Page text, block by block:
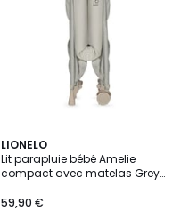
LIONELO
Lit parapluie bébé Amelie
compact avec matelas Grey
59,90 €
3
Couleurs